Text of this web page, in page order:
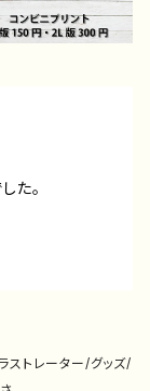
た。
トレーター/グッズ/